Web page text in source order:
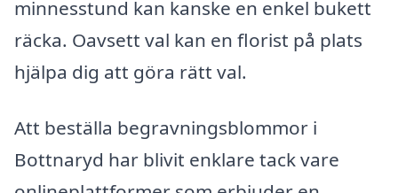
minnesstund kan kanske en enkel bukett
räcka. Oavsett val kan en florist på plats
hjälpa dig att göra rätt val.
Att beställa begravningsblommor i
Bottnaryd har blivit enklare tack vare